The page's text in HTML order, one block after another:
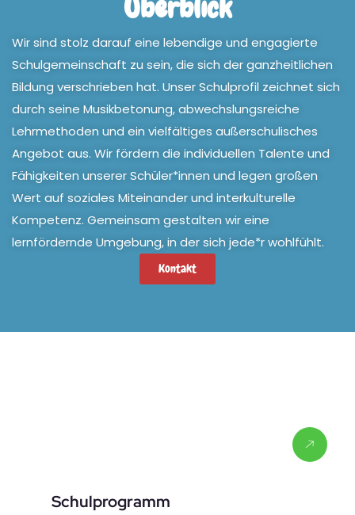
Überblick
Wir sind stolz darauf eine lebendige und engagierte
Schulgemeinschaft zu sein, die sich der ganzheitlichen
Bildung verschrieben hat. Unser Schulprofil zeichnet sich
durch seine Musikbetonung, abwechslungsreiche
Lehrmethoden und ein vielfältiges außerschulisches
Angebot aus. Wir fördern die individuellen Talente und
Fähigkeiten unserer Schüler*innen und legen großen
Wert auf soziales Miteinander und interkulturelle
Kompetenz. Gemeinsam gestalten wir eine
lernfördernde Umgebung, in der sich jede*r wohlfühlt.
Kontakt
Schulprogramm